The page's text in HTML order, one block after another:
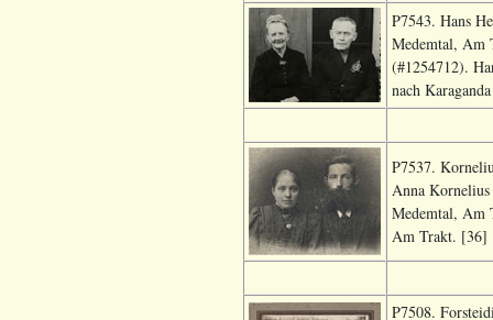
P7543. Hans
Medemtal, Am
(#1254712).
nach
P7537.
Anna
Medemtal, Am
Am Trakt. [36]
P7508.